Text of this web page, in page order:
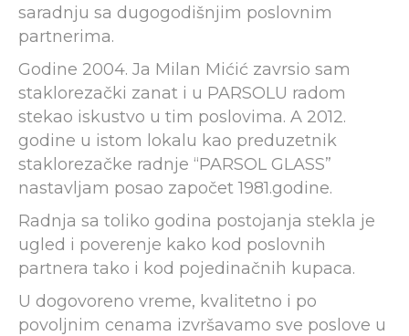
saradnju sa dugogodišnjim poslovnim
partnerima.
Godine 2004. Ja Milan Mićić zavrsio sam
staklorezački zanat i u PARSOLU radom
stekao iskustvo u tim poslovima. A 2012.
godine u istom lokalu kao preduzetnik
staklorezačke radnje “PARSOL GLASS”
nastavljam posao započet 1981.godine.
Radnja sa toliko godina postojanja stekla je
ugled i poverenje kako kod poslovnih
partnera tako i kod pojedinačnih kupaca.
U dogovoreno vreme, kvalitetno i po
povoljnim cenama izvršavamo sve poslove u